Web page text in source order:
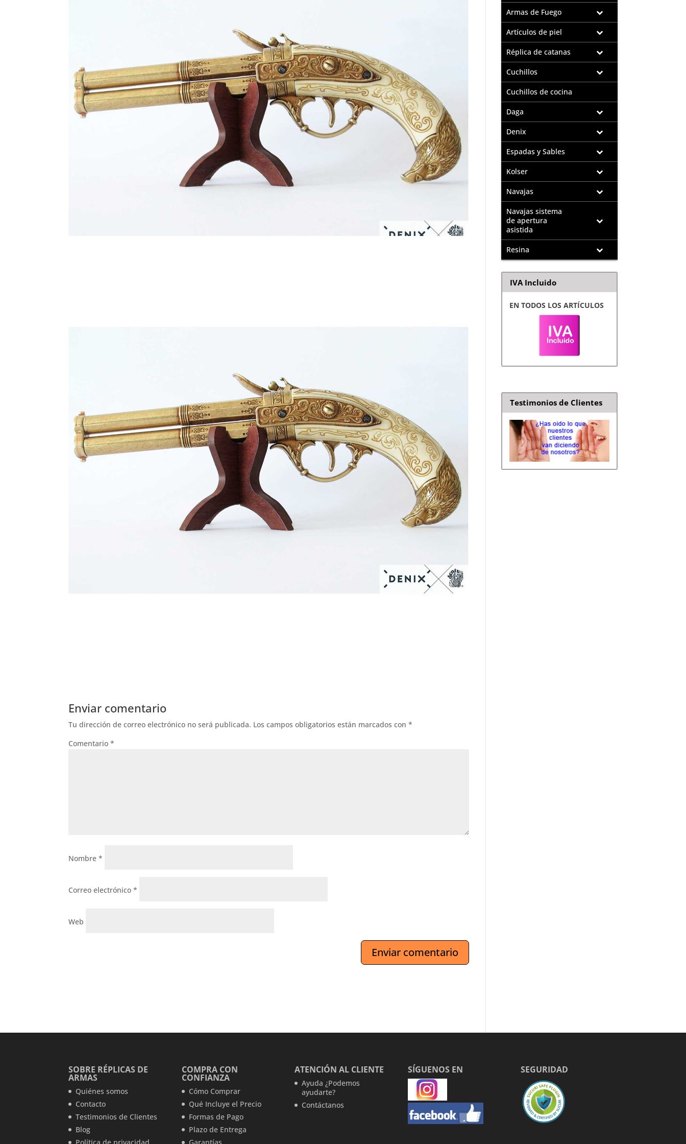
Enviar comentario
Tu dirección de correo electrónico no será publicada. Los campos obligatorios están marcados con*
Comentario*
Nombre*
Correo electrónico*
Web
Armas de Fuego
Artículos de piel
Réplica de catanas
Cuchillos
Cuchillos de cocina
Daga
Denix
Espadas y Sables
Kolser
Navajas
Navajas sistema
de apertura
asistida
Resina
IVA Incluido
EN TODOS LOS ARTÍCULOS
Testimonios de Clientes
SOBRE RÉPLICAS DE
ARMAS
Quiénes somos
Contacto
Testimonios de Clientes
Blog
COMPRA CON
CONFIANZA
Cómo Comprar
Qué Incluye el Precio
Formas de Pago
Plazo de Entrega
ATENCIÓN AL CLIENTE
Ayuda ¿Podemos
ayudarte?
Contáctanos
SÍGUENOS EN SEGURIDAD